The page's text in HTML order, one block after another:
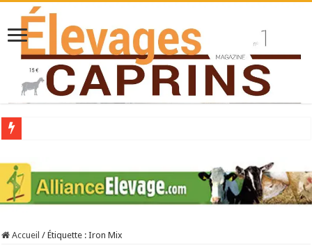
Stress thermique : quelles solutions concrètes pour protéger son troupeau ?
40 ans du Space : une présentation caprine quotidienne
La collecte de lait de chèvre confirme son rebond
Accueil / Étiquette :Iron Mix